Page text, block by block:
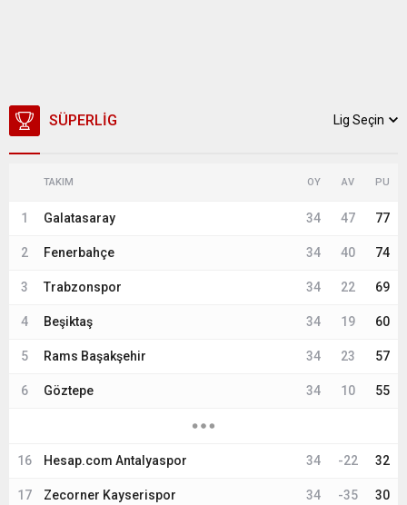
SÜPERLIG Lig Seçin
TAKIM OY AV PU
1 Galatasaray 34 47 77
2 Fenerbahçe 34 40 74
3 Trabzonspor 34 22 69
4 Beşiktaş 34 19 60
5 Rams Başakşehir 34 23 57
6 Göztepe 34 10 55
16 Hesap.com Antalyaspor 34 -22 32
17 Zecorner Kayserispor 34 -35 30